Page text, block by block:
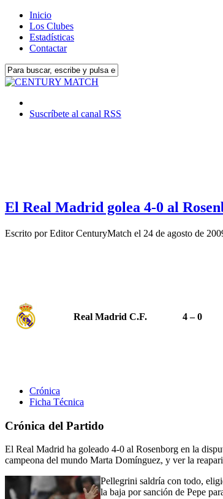
Inicio
Los Clubes
Estadísticas
Contactar
Suscríbete al canal RSS
El Real Madrid golea 4-0 al
Escrito porEditor CenturyMatch el 24 de agosto de
Real Madrid C.F. 4 – 0
Crónica
Ficha Técnica
Crónica del Partido
El Real Madrid ha goleado 4-0 al Rosenborg en la
campeona del mundo Marta Domínguez, y ver la
Pellegrini saldría con todo,
la baja por sanción de Pepe